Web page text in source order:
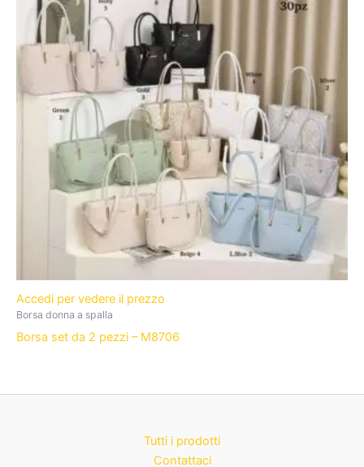
Accedi per vedere il prezzo
Borsa donna a spalla
Borsa set da 2 pezzi – M8706
Tutti i prodotti
Contattaci